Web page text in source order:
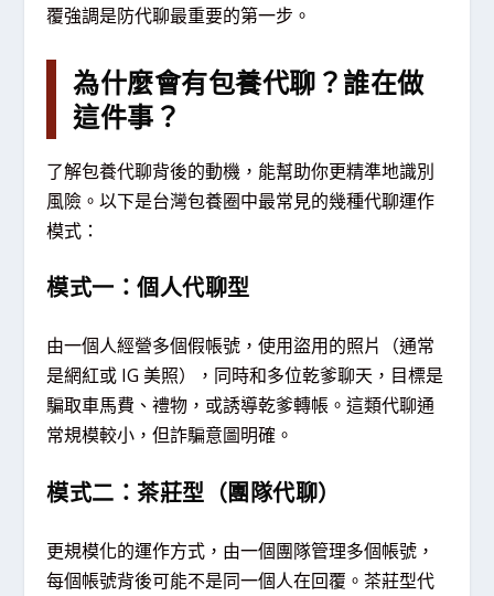
覆強調是防代聊最重要的第一步。
為什麼會有包養代聊？誰在做
這件事？
了解包養代聊背後的動機，能幫助你更精準地識別
風險。以下是台灣包養圈中最常見的幾種代聊運作
模式：
模式一：個人代聊型
由一個人經營多個假帳號，使用盜用的照片（通常
是網紅或 IG 美照），同時和多位乾爹聊天，目標是
騙取車馬費、禮物，或誘導乾爹轉帳。這類代聊通
常規模較小，但詐騙意圖明確。
模式二：茶莊型（團隊代聊）
更規模化的運作方式，由一個團隊管理多個帳號，
每個帳號背後可能不是同一個人在回覆。茶莊型代